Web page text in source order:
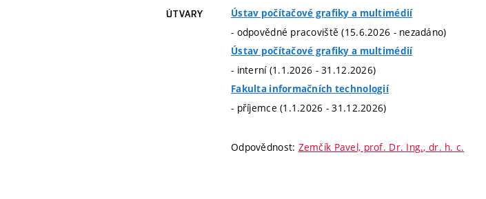
ÚTVARY Ústav počítačové grafiky a multimédií
- odpovědné pracoviště (15.6.2026 - nezadáno)
Ústav počítačové grafiky a multimédií
- interní (1.1.2026 - 31.12.2026)
Fakulta informačních technologií
- příjemce (1.1.2026 - 31.12.2026)
Odpovědnost: Zemčík Pavel, prof. Dr. Ing., dr. h. c.